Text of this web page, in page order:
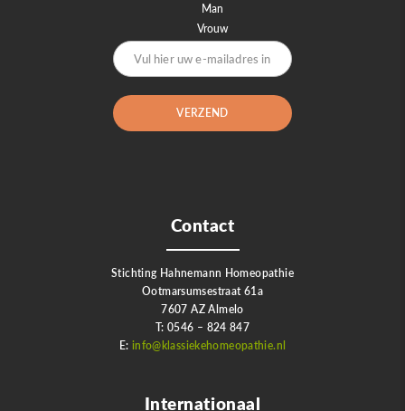
Contact
Stichting Hahnemann Homeopathie
Ootmarsumsestraat 61a
7607 AZ Almelo
T: 0546 – 824 847
E: info@klassiekehomeopathie.nl
Internationaal
Man
Vrouw